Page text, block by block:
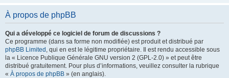
À propos de phpBB
Qui a développé ce logiciel de forum de discussions ?
Ce programme (dans sa forme non modifiée) est produit et distribué par
phpBB Limited , qui en est le légitime propriétaire. Il est rendu accessible sous
la « Licence Publique Générale GNU version 2 (GPL-2.0) » et peut être
distribué gratuitement. Pour plus d’informations, veuillez consulter la rubrique
« À propos de phpBB » (en anglais).